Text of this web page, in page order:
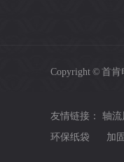
Copyright © 首肯
友情链接： 轴流
环保纸袋
加